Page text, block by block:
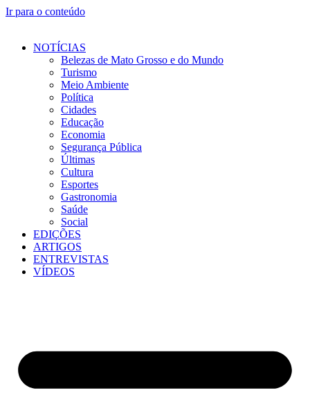
Ir para o conteúdo
NOTÍCIAS
Belezas de Mato Grosso e do Mundo
Turismo
Meio Ambiente
Política
Cidades
Educação
Economia
Segurança Pública
Últimas
Cultura
Esportes
Gastronomia
Saúde
Social
EDIÇÕES
ARTIGOS
ENTREVISTAS
VÍDEOS